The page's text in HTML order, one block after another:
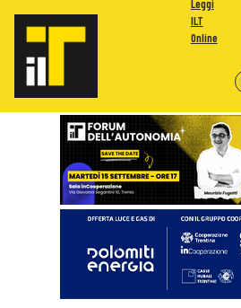
Leggi
ILT
Online